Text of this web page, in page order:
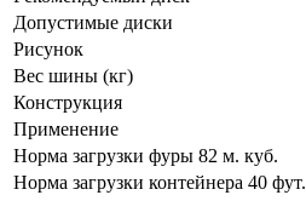
Допустимые диски
Рисунок
Вес шины (кг)
Конструкция
Применение
Норма загрузки фуры 82 м. куб.
Норма загрузки контейнера 40 фут.